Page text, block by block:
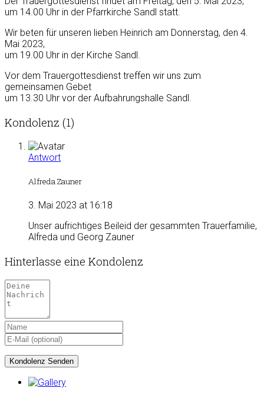
um 14.00 Uhr in der Pfarrkirche Sandl statt.
Wir beten für unseren lieben Heinrich am Donnerstag, den 4.
Mai 2023,
um 19.00 Uhr in der Kirche Sandl.
Vor dem Trauergottesdienst treffen wir uns zum
gemeinsamen Gebet
um 13.30 Uhr vor der Aufbahrungshalle Sandl.
Kondolenz (1)
Antwort
Alfreda Zauner
3. Mai 2023 at 16:18
Unser aufrichtiges Beileid der gesammten Trauerfamilie,
Alfreda und Georg Zauner
Hinterlasse eine Kondolenz